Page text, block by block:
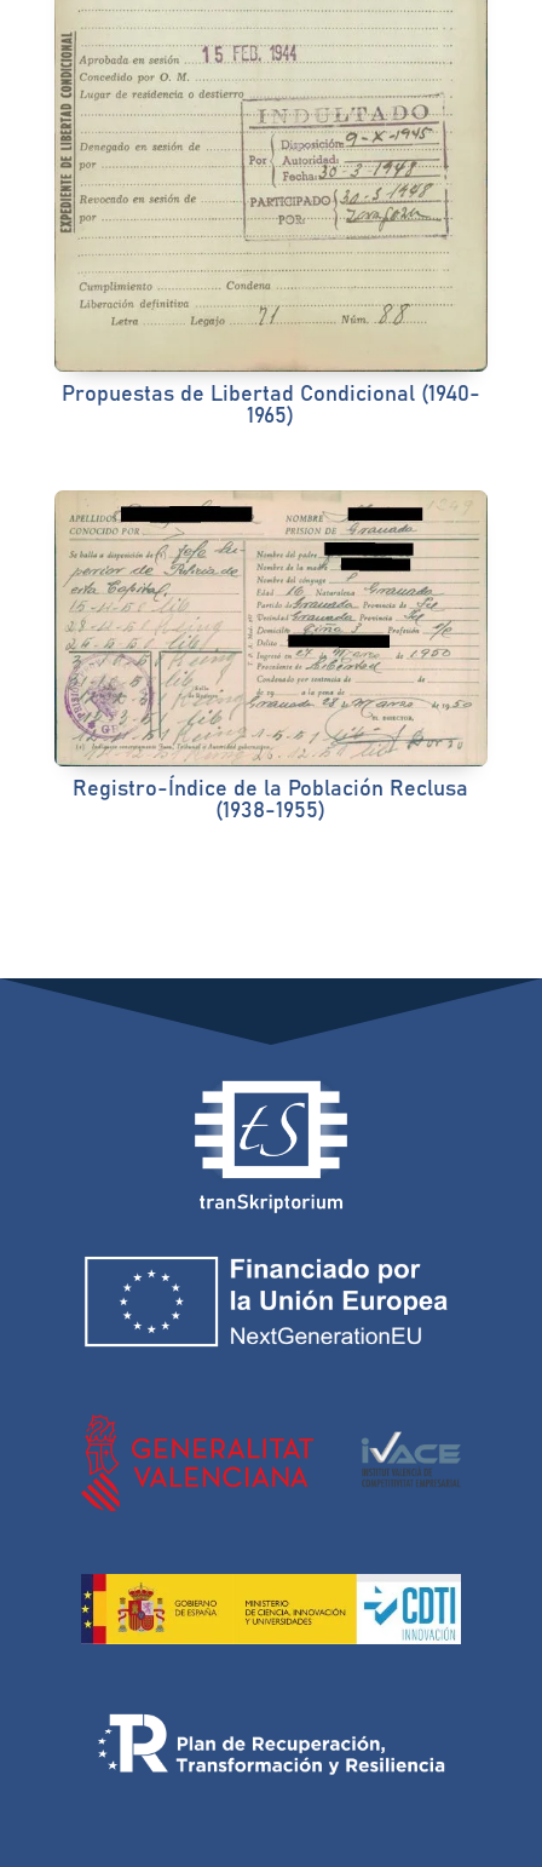
Propuestas de Libertad Condicional (1940-
1965)
Registro-Índice de la Población Reclusa
(1938-1955)